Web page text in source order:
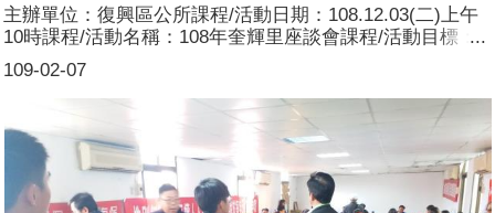
109-02-07
主辦單位：復興區公所課程/活動日期：108.12.03(二)上午
10時課程/活動名稱：108年奎輝里座談會課程/活動目標：
本區108年奎輝里座談會暨連結復興區公所推動性別主流化
宣導活動，向服務台志工宣導研習之性別電影導讀賞析性別
主流化、市府推動有關性別平等之政策及區公所配合之具體
作為，使民眾周知並建立性別平等的概念，從生活中落實性
別平等。簽到時每人發送本公所印制之桃園市性別辦設計之
性平文宣1份。由區公所安排宣導員宣導，主要宣導內容：
何謂性別主流化？參加人數：共81人，分別為男性：43